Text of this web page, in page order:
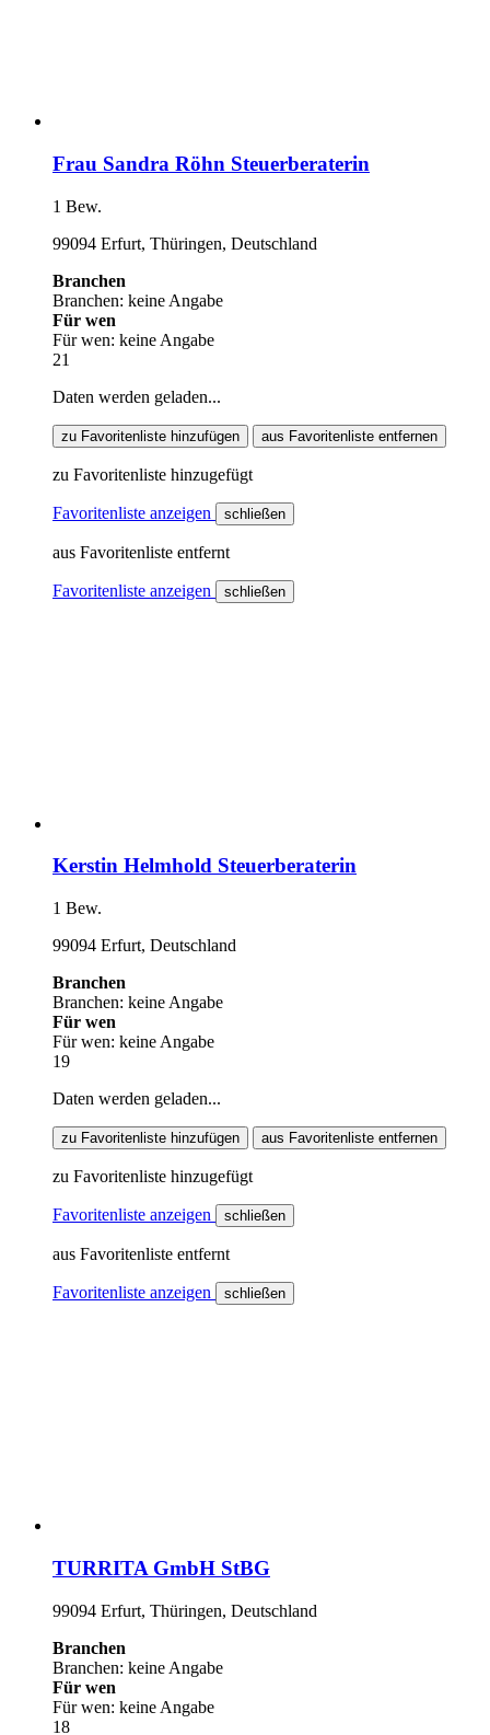
Frau Sandra Röhn Steuerberaterin
1 Bew.
99094 Erfurt, Thüringen, Deutschland
Branchen
Branchen: keine Angabe
Für wen
Für wen: keine Angabe
21
Daten werden geladen...
zu Favoritenliste hinzufügen aus Favoritenliste entfernen
zu Favoritenliste hinzugefügt
Favoritenliste anzeigen schließen
aus Favoritenliste entfernt
Favoritenliste anzeigen schließen
Kerstin Helmhold Steuerberaterin
1 Bew.
99094 Erfurt, Deutschland
Branchen
Branchen: keine Angabe
Für wen
Für wen: keine Angabe
19
Daten werden geladen...
zu Favoritenliste hinzufügen aus Favoritenliste entfernen
zu Favoritenliste hinzugefügt
Favoritenliste anzeigen schließen
aus Favoritenliste entfernt
Favoritenliste anzeigen schließen
TURRITA GmbH StBG
99094 Erfurt, Thüringen, Deutschland
Branchen
Branchen: keine Angabe
Für wen
Für wen: keine Angabe
18